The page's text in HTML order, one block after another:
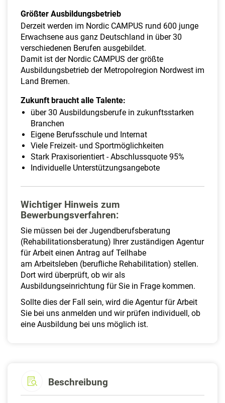
Größter Ausbildungsbetrieb
Derzeit werden im Nordic CAMPUS rund 600 junge
Erwachsene aus ganz Deutschland in über 30
verschiedenen Berufen ausgebildet.
Damit ist der Nordic CAMPUS der größte
Ausbildungsbetrieb der Metropolregion Nordwest im
Land Bremen.
Zukunft braucht alle Talente:
über 30 Ausbildungsberufe in zukunftsstarken
Branchen
Eigene Berufsschule und Internat
Viele Freizeit- und Sportmöglichkeiten
Stark Praxisorientiert - Abschlussquote 95%
Individuelle Unterstützungsangebote
Wichtiger Hinweis zum
Bewerbungsverfahren:
Sie müssen bei der Jugendberufsberatung
(Rehabilitationsberatung) Ihrer zuständigen Agentur
für Arbeit einen Antrag auf Teilhabe
am Arbeitsleben (berufliche Rehabilitation) stellen.
Dort wird überprüft, ob wir als
Ausbildungseinrichtung für Sie in Frage kommen.
Sollte dies der Fall sein, wird die Agentur für Arbeit
Sie bei uns anmelden und wir prüfen individuell, ob
eine Ausbildung bei uns möglich ist.
Beschreibung